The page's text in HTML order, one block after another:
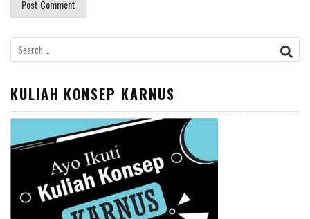
Search
for:
KULIAH KONSEP KARNUS